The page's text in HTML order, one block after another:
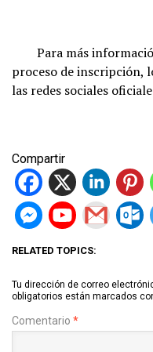
Para más
proceso de inscripción,
las redes sociales
Compartir
RELATED TOPICS:
Tu dirección de correo
obligatorios están marcados
Comentario *